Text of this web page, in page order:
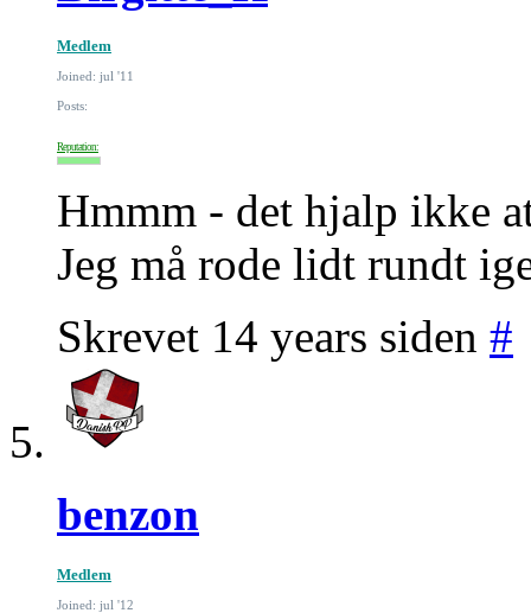
Medlem
Joined: jul '11
Posts:
Reputation:
Hmmm - det hjalp ikke
Jeg må rode lidt rundt
Skrevet 14 years siden #
benzon
Medlem
Joined: jul '12